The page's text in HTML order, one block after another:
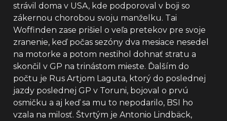
strávil doma v USA, kde podporoval v boji so
zákernou chorobou svoju manželku. Tai
Woffinden zase prišiel o veľa pretekov pre svoje
zranenie, keď počas sezóny dva mesiace nesedel
na motorke a potom nestihol dohnať stratu a
skončil v GP na trinástom mieste. Ďalším do
počtu je Rus Artjom Laguta, ktorý do poslednej
jazdy poslednej GP v Toruni, bojoval o prvú
osmičku a aj keď sa mu to nepodarilo, BSI ho
vzala na milosť. Štvrtým je Antonio Lindbäck,